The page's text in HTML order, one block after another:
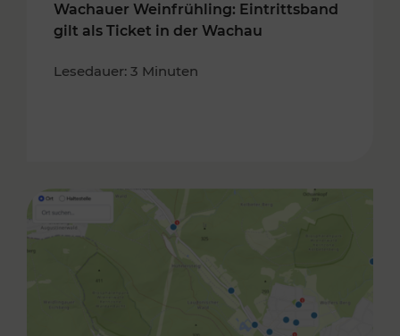
Wachauer Weinfrühling: Eintrittsband
gilt als Ticket in der Wachau
Lesedauer: 3 Minuten